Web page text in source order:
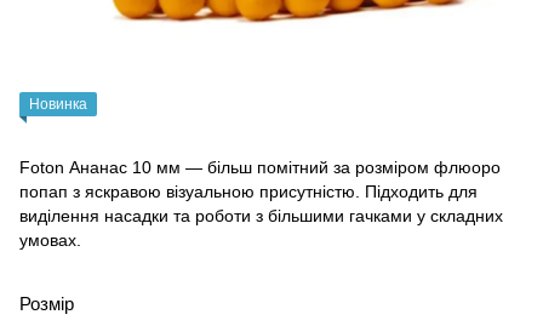
Новинка
Foton Ананас 10 мм — більш помітний за розміром флюоро
попап з яскравою візуальною присутністю. Підходить для
виділення насадки та роботи з більшими гачками у складних
умовах.
Розмір